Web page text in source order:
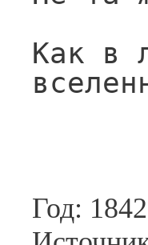
Как в
Год: 1842